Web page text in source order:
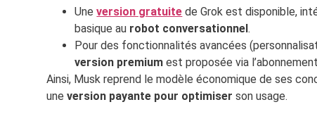
Uneversion gratuite de Grok est disponible,
basique au robot conversationnel.
Pour des fonctionnalités avancées
version premium est proposée via
Ainsi, Musk reprend le modèle économique de ses
uneversion payante pour optimiser son usage.